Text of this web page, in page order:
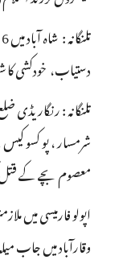
دستیاب، خودکشی
تلنگانہ : رنگاریڈی
معصوم بچے کے قتل
وقارآباد میں جاب